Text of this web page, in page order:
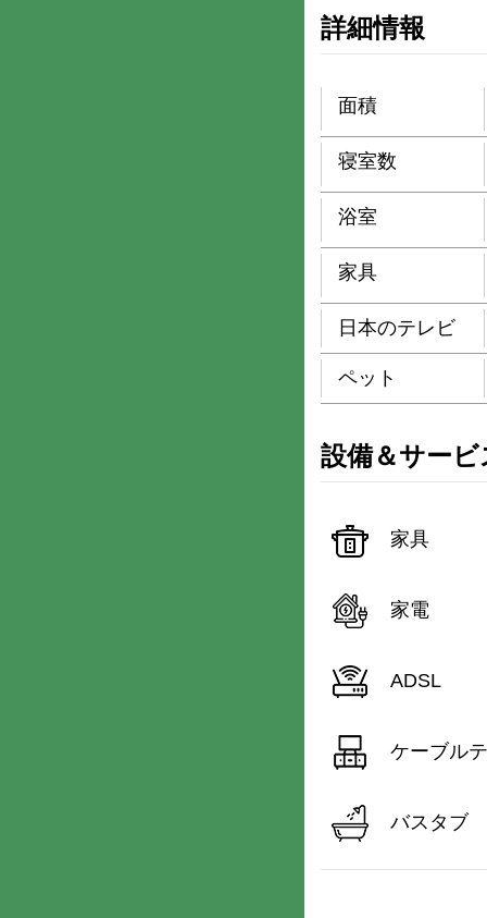
詳細情報
面積
寝室数
浴室
家具
日本のテレビ
ペット
設備＆サービ
家具
家電
ADSL
ケーブル
バスタブ